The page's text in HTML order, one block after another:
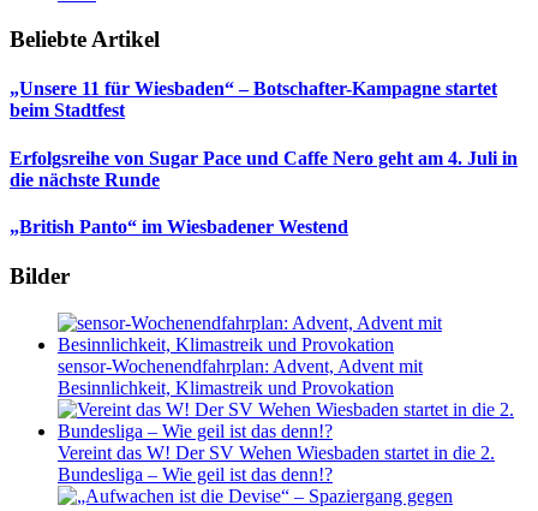
Beliebte Artikel
„Unsere 11 für Wiesbaden“ – Botschafter-Kampagne startet
beim Stadtfest
Erfolgsreihe von Sugar Pace und Caffe Nero geht am 4. Juli in
die nächste Runde
„British Panto“ im Wiesbadener Westend
Bilder
sensor-Wochenendfahrplan: Advent, Advent mit
Besinnlichkeit, Klimastreik und Provokation
Vereint das W! Der SV Wehen Wiesbaden startet in die 2.
Bundesliga – Wie geil ist das denn!?